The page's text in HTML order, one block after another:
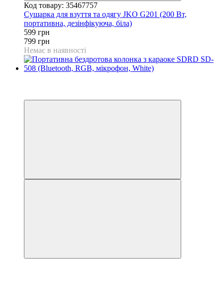
Код товару: 35467757
Сушарка для взуття та одягу JKO G201 (200 Вт,
портативна, дезінфікуюча, біла)
599 грн
799 грн
Немає в наявності